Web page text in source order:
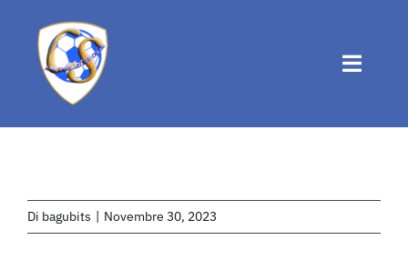
contenuto
Toggle
Chi siamo
Di bagubits | Novembre 30, 2023